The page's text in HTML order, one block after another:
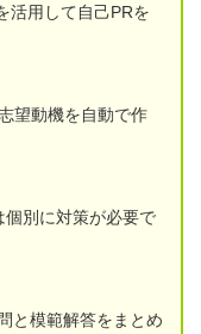
活用して自己PRを
望動機を自動で作
別に対策が必要で
と模範解答をまとめ